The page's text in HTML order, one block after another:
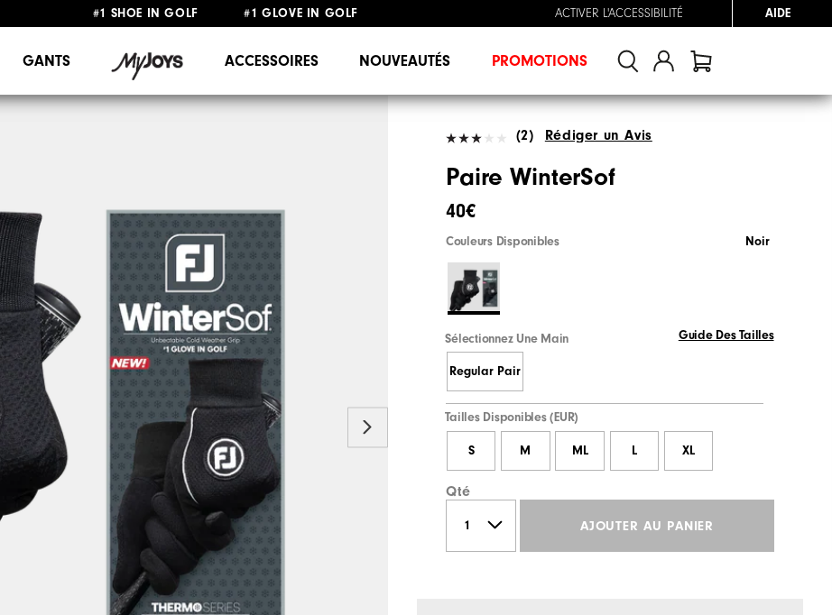
#1 SHOE IN GOLF #1 GLOVE IN GOLF
ACTIVER L'ACCESSIBILITÉ AIDE
GANTS ACCESSOIRES NOUVEAUTÉS PROMOTIONS
(2) Rédiger un Avis
Paire WinterSof
40€
Couleurs Disponibles Noir
Sélectionnez Une Main Guide Des Tailles
Regular Pair
Tailles Disponibles (EUR)
S M ML L XL
Qté
AJOUTER AU PANIER